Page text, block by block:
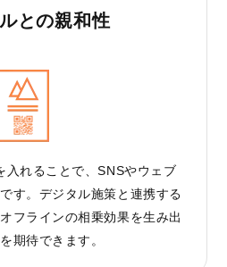
との親和性
入れることで、SNSやウェブ
す。デジタル施策と連携する
フラインの相乗効果を生み出
期待できます。